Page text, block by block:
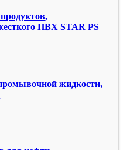
ПВХ STAR PS
жидкости,